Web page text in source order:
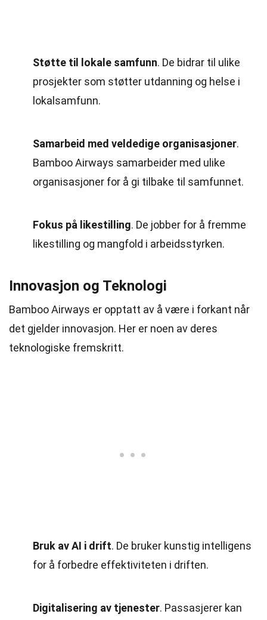
Støtte til lokale samfunn. De bidrar til ulike
prosjekter som støtter utdanning og helse i
lokalsamfunn.
Samarbeid med veldedige organisasjoner.
Bamboo Airways samarbeider med ulike
organisasjoner for å gi tilbake til samfunnet.
Fokus på likestilling. De jobber for å fremme
likestilling og mangfold i arbeidsstyrken.
Innovasjon og Teknologi
Bamboo Airways er opptatt av å være i forkant når
det gjelder innovasjon. Her er noen av deres
teknologiske fremskritt.
Bruk av AI i drift. De bruker kunstig intelligens
for å forbedre effektiviteten i driften.
Digitalisering av tjenester. Passasjerer kan